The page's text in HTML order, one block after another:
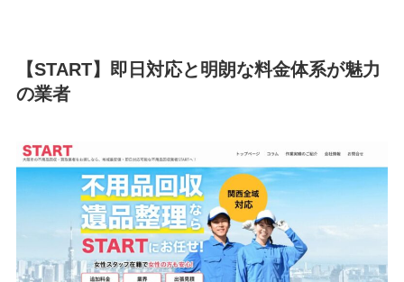
【START】即日対応と明朗な料金体系が魅力
の業者